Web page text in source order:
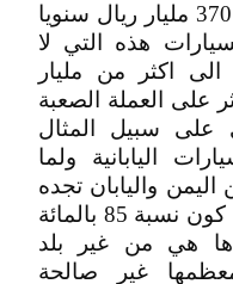
المشتقات النفطية باكثر من 370 مليار ريال سنويا
هذه التي لا
اكثر من مليار
على العملة الصعبة
على سبيل المثال
اليابانية ولما
اليمن واليابان تجده
متواضع جدا ولايعكس الواقع، كون نسبة 85 بالمائة
هي من غير بلد
غير صالحة